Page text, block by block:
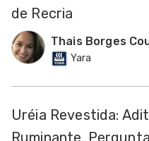
de Recria
Thais Borges
Yara
Uréia Revestida:
Ruminante.